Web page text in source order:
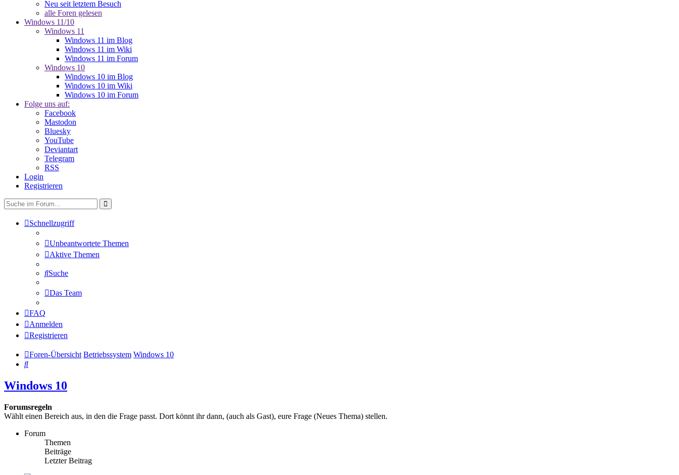
Neu seit letztem Besuch
alle Foren gelesen
Windows 11/10
Windows 11
Windows 11 im Blog
Windows 11 im Wiki
Windows 11 im Forum
Windows 10
Windows 10 im Blog
Windows 10 im Wiki
Windows 10 im Forum
Folge uns auf:
Facebook
Mastodon
Bluesky
YouTube
Deviantart
Telegram
RSS
Login
Registrieren
Schnellzugriff
Unbeantwortete Themen
Aktive Themen
Suche
Das Team
FAQ
Anmelden
Registrieren
Foren-Übersicht Betriebssystem Windows 10
Suche
Windows 10
Forumsregeln
Wählt einen Bereich aus, in den die Frage passt. Dort könnt ihr dann, (auch als Gast), eure Frage (Neues Thema) stellen.
Forum
Themen
Beiträge
Letzter Beitrag